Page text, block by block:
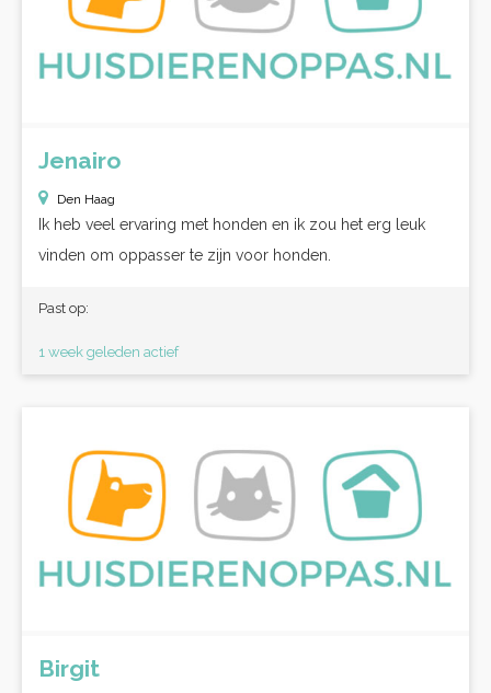
Jenairo
Den Haag
Ik heb veel ervaring met honden en ik zou het erg leuk
vinden om oppasser te zijn voor honden.
Past op:
1 week geleden actief
Birgit